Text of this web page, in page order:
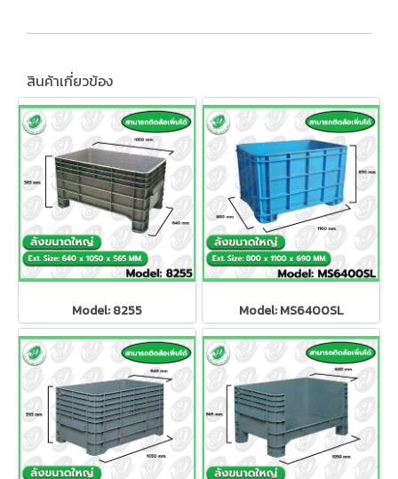
สินค้าเกี่ยวข้อง
Model: 8255 Model: MS6400SL